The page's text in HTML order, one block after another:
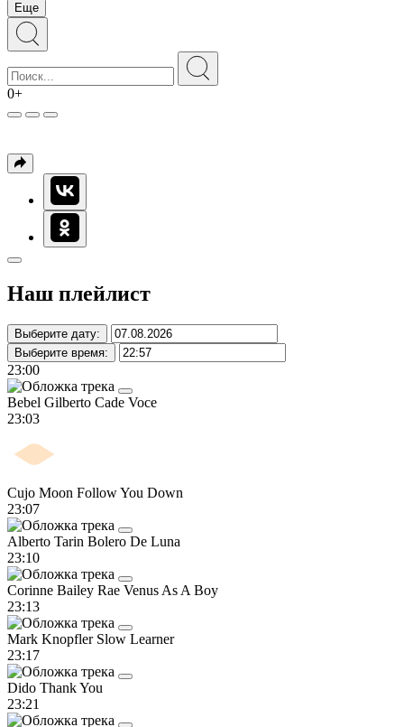
Еще
0+
Наш плейлист
Выберите дату:
Выберите время:
23:00
Bebel Gilberto Cade Voce
23:03
Cujo Moon Follow You Down
23:07
Alberto Tarin Bolero De Luna
23:10
Corinne Bailey Rae Venus As A Boy
23:13
Mark Knopfler Slow Learner
23:17
Dido Thank You
23:21